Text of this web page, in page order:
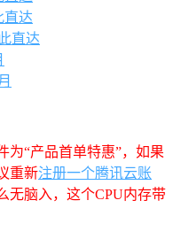
直达
直达
为“产品首单特惠”，如果
重新注册一个腾讯云账
无脑入，这个CPU内存带